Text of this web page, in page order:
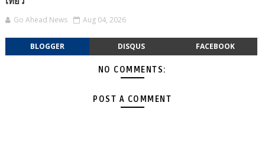
Go Ahead News Aug 04, 2026
BLOGGER DISQUS FACEBOOK
NO COMMENTS:
POST A COMMENT